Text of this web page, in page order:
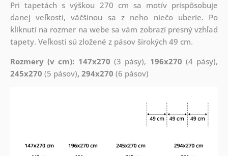
Pri tapetách s výškou 270 cm sa motív prispôsobuje
danej veľkosti, väčšinou sa z neho niečo uberie. Po
kliknutí na rozmer na webe sa vám zobrazí presný vzhľad
tapety. Veľkosti sú zložené z pásov širokých 49 cm.
Rozmery (v cm): 147x270 (3 pásy), 196x270 (4 pásy),
245x270 (5 pásov), 294x270 (6 pásov)